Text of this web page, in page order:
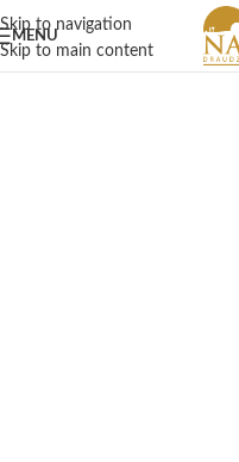
Skip to navigation
Skip to main content
MENU